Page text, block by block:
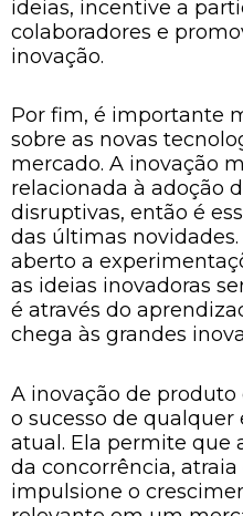
ideias, incentive a
colaboradores e
inovação.
Por fim, é importante
sobre as novas
mercado. A inovação
relacionada à adoção
disruptivas, então é
das últimas
aberto a
as ideias inovadoras
é através do
chega às grandes
A inovação de
o sucesso de
atual. Ela permite que
da concorrência,
impulsione o